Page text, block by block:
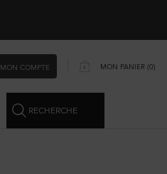
MON COMPTE MON PANIER 0
0 PRODUCT IN CART
RECHERCHE